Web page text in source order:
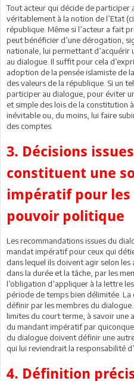
Tout acteur qui décide de participer
véritablement à la notion de l’Etat
république. Même si l’acteur a fait
peut bénéficier d’une dérogation,
nationale, lui permettant
au dialogue. Il suffit pour cela
adoption de la pensée islamiste de
des valeurs de la république. Si un
participer au dialogue, pour éviter
et simple des lois de la constitution
inévitable ou, du moins, lui faire
des comptes.
3. Décisions
constituent une
impératif pour les
pouvoir politique
Les recommandations issues du
mandat impératif pour ceux qui
dans lequel ils doivent agir selon
dans la durée et la tâche, par les
l’obligation d’appliquer à la lettre
période de temps bien délimitée. La
définir par les membres du
limites du court terme, à savoir une
du mandant impératif par
du dialogue doivent définir une
qui lui reviendrait la responsabilité
4. Définition